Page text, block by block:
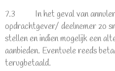
7.3 In het geval van
opdrachtgever/ deelnemer zo
stellen en indien mogelijk een
aanbieden. Eventuele reeds
terugbetaald.